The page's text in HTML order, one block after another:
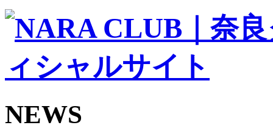
バモス
チアダンススクール
ボランティアチーム「volundeer」
ビクトリーロード
HOMEGAME
観戦ルール＆マナー
Jリーグ運営管理規定
写真・動画使用ガイドライン
NEWS